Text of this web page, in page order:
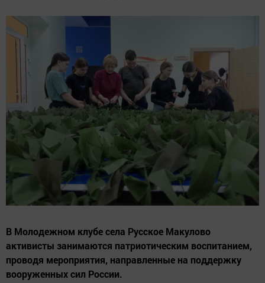
В Молодежном клубе села Русское Макулово
активисты занимаются патриотическим воспитанием,
проводя мероприятия, направленные на поддержку
вооруженных сил России.